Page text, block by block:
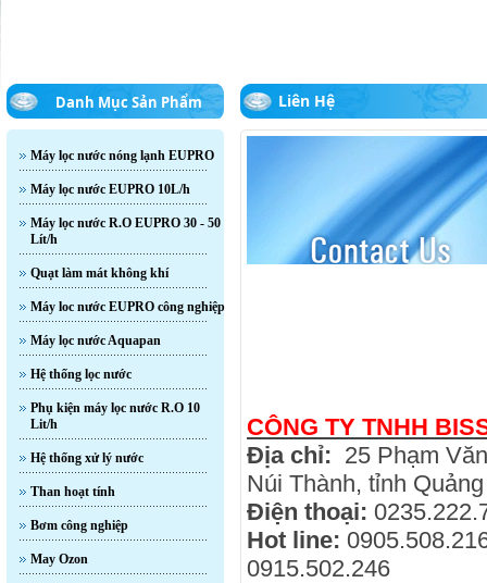
Danh Mục Sản Phẩm
Máy lọc nước nóng lạnh EUPRO
Máy lọc nước EUPRO 10L/h
Máy lọc nước R.O EUPRO 30 - 50
Lít/h
Quạt làm mát không khí
Máy loc nước EUPRO công nghiệp
Máy lọc nước Aquapan
Hệ thống lọc nước
Phụ kiện máy lọc nước R.O 10
Lit/h
Hệ thống xử lý nước
Than hoạt tính
Bơm công nghiệp
May Ozon
Liên Hệ
CÔNG TY TNHH
Địa chỉ: 25 Phạm
Núi Thành, tỉnh
Điện thoại:
Hot line:
0915.502.246